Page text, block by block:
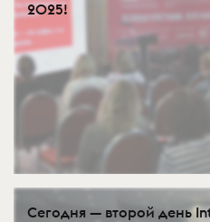
2025!
Сегодня — второй день